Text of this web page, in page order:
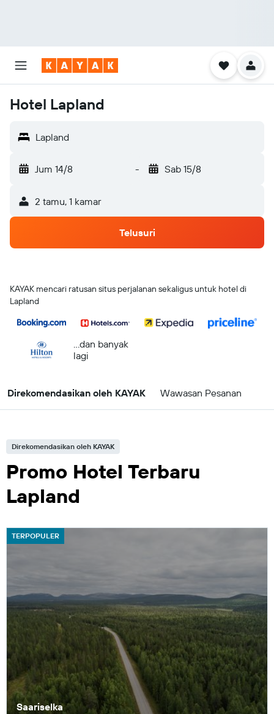
Hotel Lapland
Lapland
Jum 14/8 - Sab 15/8
2 tamu, 1 kamar
Telusuri
KAYAK mencari ratusan situs perjalanan sekaligus untuk hotel di
Lapland
...dan banyak
lagi
Direkomendasikan oleh KAYAK Wawasan Pesanan
Direkomendasikan oleh KAYAK
Promo Hotel Terbaru
Lapland
TERPOPULER
Saariselka